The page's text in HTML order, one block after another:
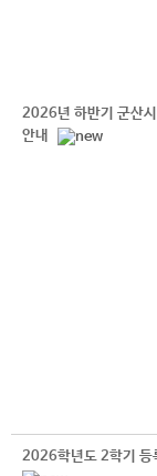
2026년 하반기 군산
안내
2026학년도 2학기 등